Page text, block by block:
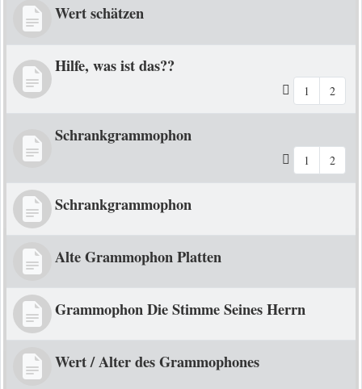
Wert schätzen
Hilfe, was ist das??
1 2
Schrankgrammophon
1 2
Schrankgrammophon
Alte Grammophon Platten
Grammophon Die Stimme Seines Herrn
Wert / Alter des Grammophones